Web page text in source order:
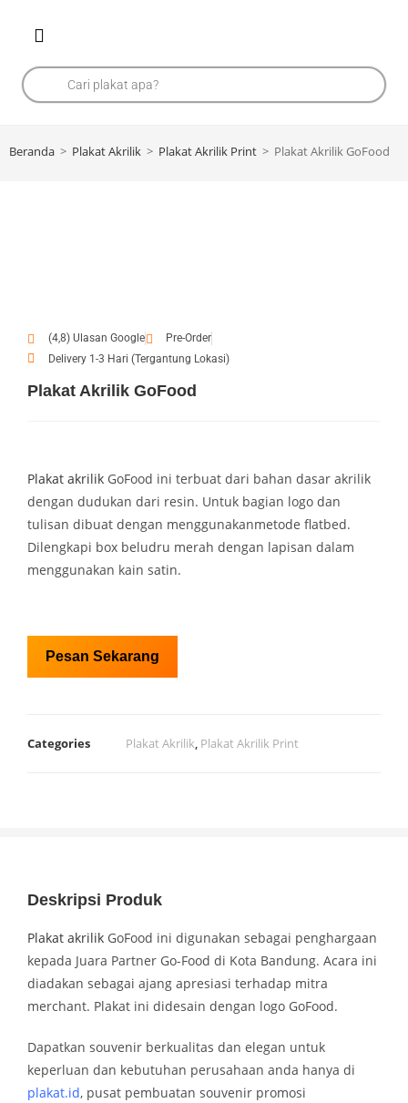
Beranda > Plakat Akrilik > Plakat Akrilik Print > Plakat Akrilik GoFood
(4,8) Ulasan Google
Pre-Order
Delivery 1-3 Hari (Tergantung Lokasi)
Plakat Akrilik GoFood
Plakat akrilik GoFood ini terbuat dari bahan dasar akrilik
dengan dudukan dari resin. Untuk bagian logo dan
tulisan dibuat dengan menggunakanmetode flatbed.
Dilengkapi box beludru merah dengan lapisan dalam
menggunakan kain satin.
Pesan Sekarang
Categories Plakat Akrilik, Plakat Akrilik Print
Deskripsi Produk
Plakat akrilik GoFood ini digunakan sebagai penghargaan
kepada Juara Partner Go-Food di Kota Bandung. Acara ini
diadakan sebagai ajang apresiasi terhadap mitra
merchant. Plakat ini didesain dengan logo GoFood.
Dapatkan souvenir berkualitas dan elegan untuk
keperluan dan kebutuhan perusahaan anda hanya di
plakat.id, pusat pembuatan souvenir promosi